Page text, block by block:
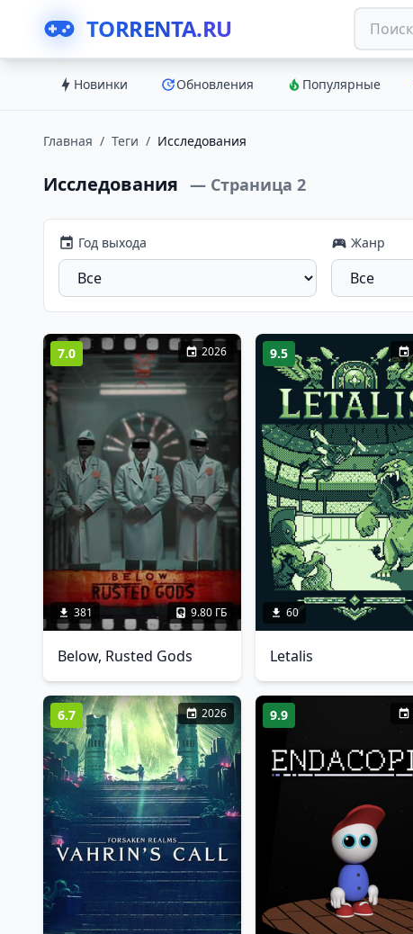
TORRENTA.RU
Новинки Обновления Популярные
Главная / Теги / Исследования
Исследования — Страница 2
Год выхода Жанр
7.0 2026
381 9.80 ГБ
Below, Rusted Gods
9.5
60
Letalis
6.7 2026 9.9